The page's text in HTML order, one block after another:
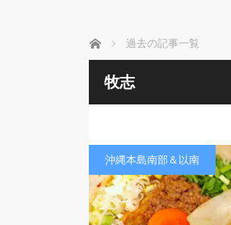
ホーム 過去の記事一覧
牧志
沖縄本島南部＆以南